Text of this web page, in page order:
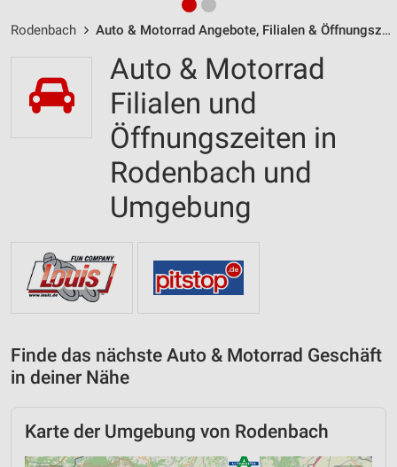
Rodenbach Auto & Motorrad Angebote, Filialen & Öffnungszeiten
Auto & Motorrad
Filialen und
Öffnungszeiten in
Rodenbach und
Umgebung
Finde das nächste Auto & Motorrad Geschäft
in deiner Nähe
Karte der Umgebung von Rodenbach